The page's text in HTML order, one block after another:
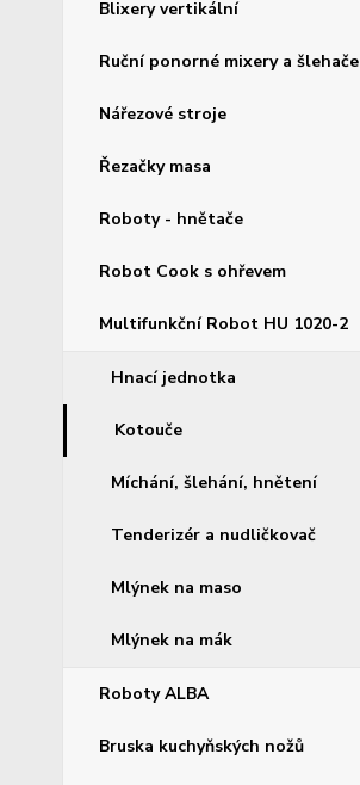
Blixery vertikální
Ruční ponorné mixery a šlehače
Nářezové stroje
Řezačky masa
Roboty - hnětače
Robot Cook s ohřevem
Multifunkční Robot HU 1020-2
Hnací jednotka
Kotouče
Míchání, šlehání, hnětení
Tenderizér a nudličkovač
Mlýnek na maso
Mlýnek na mák
Roboty ALBA
Bruska kuchyňských nožů